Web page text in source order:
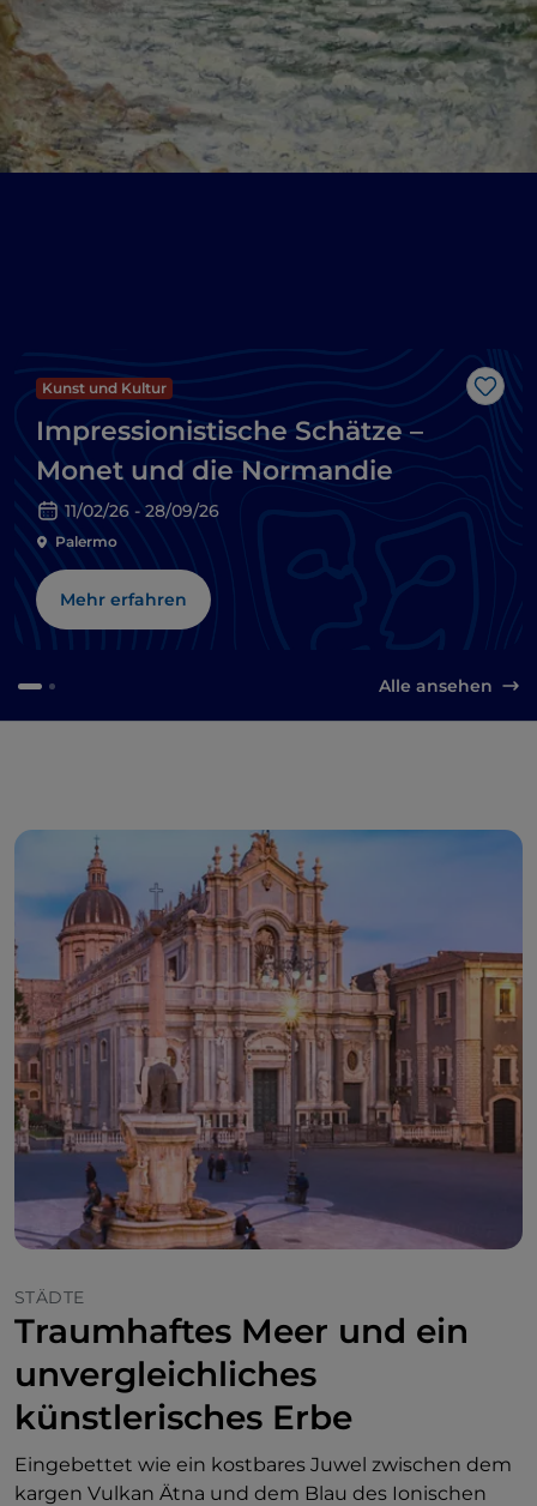
Like
Kunst und Kultur
Impressionistische Schätze –
Monet und die Normandie
11/02/26 - 28/09/26
Palermo
Mehr erfahren
Alle ansehen
STÄDTE
Traumhaftes Meer und ein
unvergleichliches
künstlerisches Erbe
Eingebettet wie ein kostbares Juwel zwischen dem
kargen Vulkan Ätna und dem Blau des Ionischen